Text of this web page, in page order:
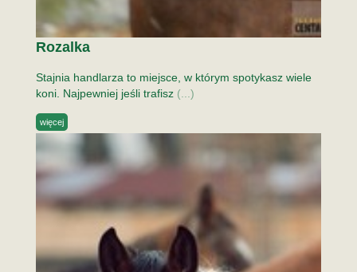
Rozalka
Stajnia handlarza to miejsce, w którym spotykasz wiele
koni. Najpewniej jeśli trafisz (...)
więcej